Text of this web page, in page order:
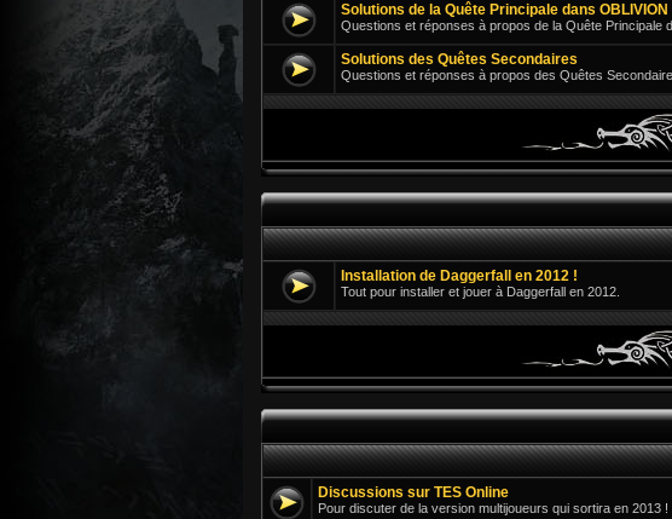
Solutions de la Quête Principale dans OBLIVION
Questions et réponses à propos de la Quête Principale
Solutions des Quêtes Secondaires
Questions et réponses à propos des Quêtes
Installation de Daggerfall en 2012 !
Tout pour installer et jouer à Daggerfall en 2012.
Discussions sur TES Online
Pour discuter de la version multijoueurs qui sortira en 2013 !